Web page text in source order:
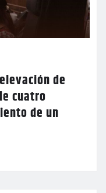
de
cuatro
de un